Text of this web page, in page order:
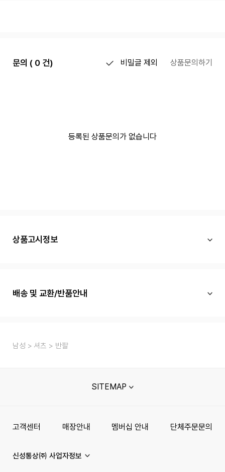
문의 ( 0 건) 비밀글 제외 상품문의하기
등록된 상품문의가 없습니다
상품고시정보
배송 및 교환/반품안내
남성 셔츠 반팔
SITEMAP
고객센터 매장안내 멤버십 안내 단체주문문의
신성통상㈜ 사업자정보